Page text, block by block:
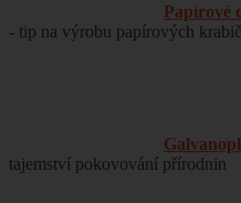
Papírové
- tip na výrobu papírových
tajemství pokovování přírodnin